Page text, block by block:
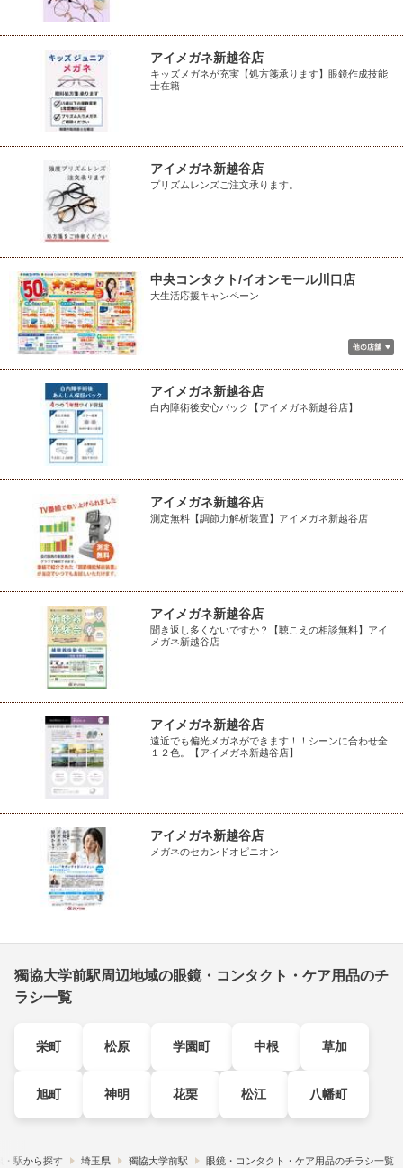
アイメガネ新越谷店
キッズメガネが充実【処方箋承ります】眼鏡作成技能
士在籍
アイメガネ新越谷店
プリズムレンズご注文承ります。
中央コンタクト/イオンモール川口店
大生活応援キャンペーン
アイメガネ新越谷店
白内障術後安心パック【アイメガネ新越谷店】
アイメガネ新越谷店
測定無料【調節力解析装置】アイメガネ新越谷店
アイメガネ新越谷店
聞き返し多くないですか？【聴こえの相談無料】アイ
メガネ新越谷店
アイメガネ新越谷店
遠近でも偏光メガネができます！！シーンに合わせ全
１２色。【アイメガネ新越谷店】
アイメガネ新越谷店
メガネのセカンドオピニオン
獨協大学前駅周辺地域の眼鏡・コンタクト・ケア用品のチ
ラシ一覧
栄町 松原 学園町 中根 草加
旭町 神明 花栗 松江 八幡町
・駅から探す 埼玉県 獨協大学前駅 眼鏡・コンタクト・ケア用品のチラシ一覧